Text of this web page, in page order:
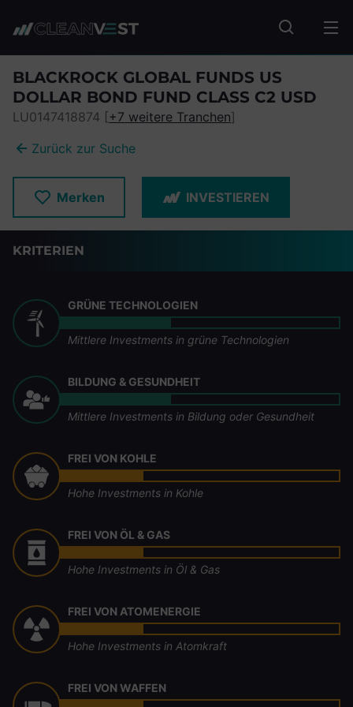
Fonds
BLACKROCK GLOBAL FUNDS US
DOLLAR BOND FUND CLASS C2 USD
LU0147418874 [+7 weitere Tranchen]
Zurück zur Suche
Merken INVESTIEREN
KRITERIEN
GRÜNE TECHNOLOGIEN
Mittlere Investments in grüne Technologien
BILDUNG & GESUNDHEIT
Mittlere Investments in Bildung oder Gesundheit
FREI VON KOHLE
Hohe Investments in Kohle
FREI VON ÖL & GAS
Hohe Investments in Öl & Gas
FREI VON ATOMENERGIE
Hohe Investments in Atomkraft
FREI VON WAFFEN